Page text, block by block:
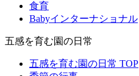
食育
Babyインターナショナル
五感を育む園の日常
五感を育む園の日常 TOP